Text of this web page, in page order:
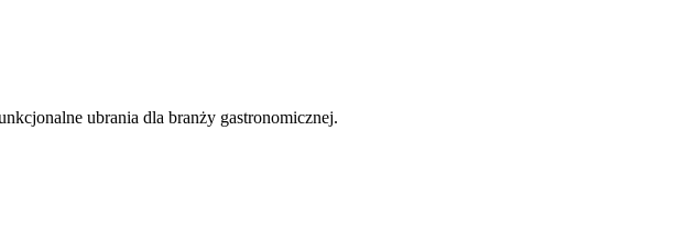
ubrania dla branży gastronomicznej.